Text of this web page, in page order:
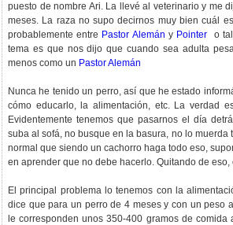
puesto de nombre Ari. La llevé al veterinario y me
meses. La raza no supo decirnos muy bien cuál
probablemente entre Pastor Alemán y Pointer o
tema es que nos dijo que cuando sea adulta
menos como un Pastor Alemán
Nunca he tenido un perro, así que he estado
cómo educarlo, la alimentación, etc. La verdad
Evidentemente tenemos que pasarnos el día
suba al sofá, no busque en la basura, no lo muerda
normal que siendo un cachorro haga todo eso,
en aprender que no debe hacerlo. Quitando de
El principal problema lo tenemos con la
dice que para un perro de 4 meses y con un peso
le corresponden unos 350-400 gramos de